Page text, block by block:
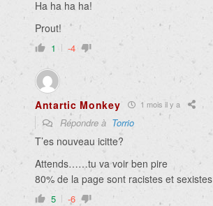
Ha ha ha ha!
Prout!
1 -4
Antartic Monkey 1 mois il y a
Répondre à Torrio
T’es nouveau icitte?
Attends……tu va voir ben pire
80% de la page sont racistes et sexistes
5 -6